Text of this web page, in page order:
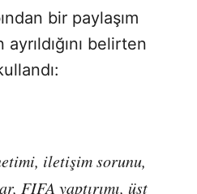
bir paylaşım
belirten
iletişim sorunu,
FIFA yaptırımı, üst